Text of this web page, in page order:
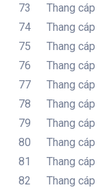
73
Thang cáp
74
Thang cáp
75
Thang cáp
76
Thang cáp
77
Thang cáp
78
Thang cáp
79
Thang cáp
80
Thang cáp
81
Thang cáp
82
Thang cáp